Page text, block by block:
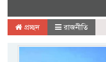
প্রচ্ছদ রাজনীতি